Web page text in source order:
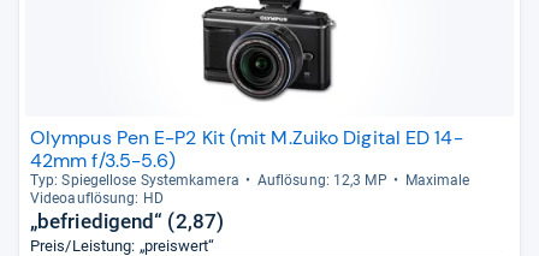
Olympus Pen E-P2 Kit (mit M.Zuiko Digital ED 14-
42mm f/3.5-5.6)
Typ: Spie­gel­lose Sys­tem­ka­mera Auf­lö­sung: 12,3 MP
Maxi­male
Videoauf­lö­sung: HD
„befriedigend“ (2,87)
Preis/Leistung: „preiswert“